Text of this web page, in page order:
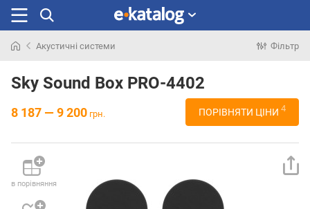
раніше
Акустичні системи Фільтр
Sky Sound Box PRO-4402
8 187 — 9 200 грн. ПОРІВНЯТИ ЦІНИ 4
в порівняння